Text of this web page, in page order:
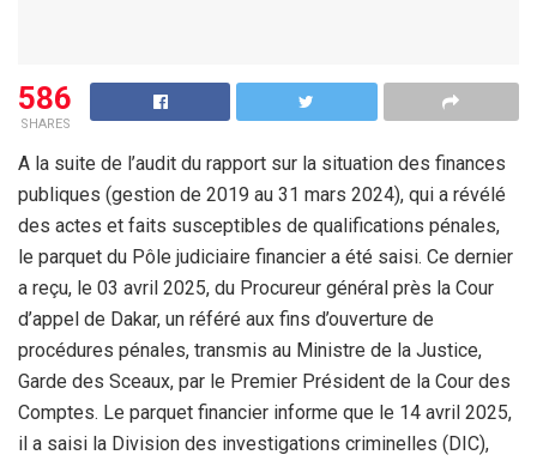
586
SHARES
A la suite de l’audit du rapport sur la situation des finances
publiques (gestion de 2019 au 31 mars 2024), qui a révélé
des actes et faits susceptibles de qualifications pénales,
le parquet du Pôle judiciaire financier a été saisi. Ce dernier
a reçu, le 03 avril 2025, du Procureur général près la Cour
d’appel de Dakar, un référé aux fins d’ouverture de
procédures pénales, transmis au Ministre de la Justice,
Garde des Sceaux, par le Premier Président de la Cour des
Comptes. Le parquet financier informe que le 14 avril 2025,
il a saisi la Division des investigations criminelles (DIC),